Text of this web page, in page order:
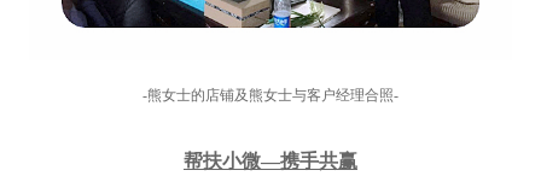
-熊女士的店铺及熊女士与客户经理合照-
帮扶小微—携手共赢